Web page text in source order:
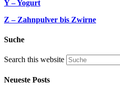
Y – Yogurt
Z – Zahnpulver bis Zwirne
Suche
Search this website
Neueste Posts